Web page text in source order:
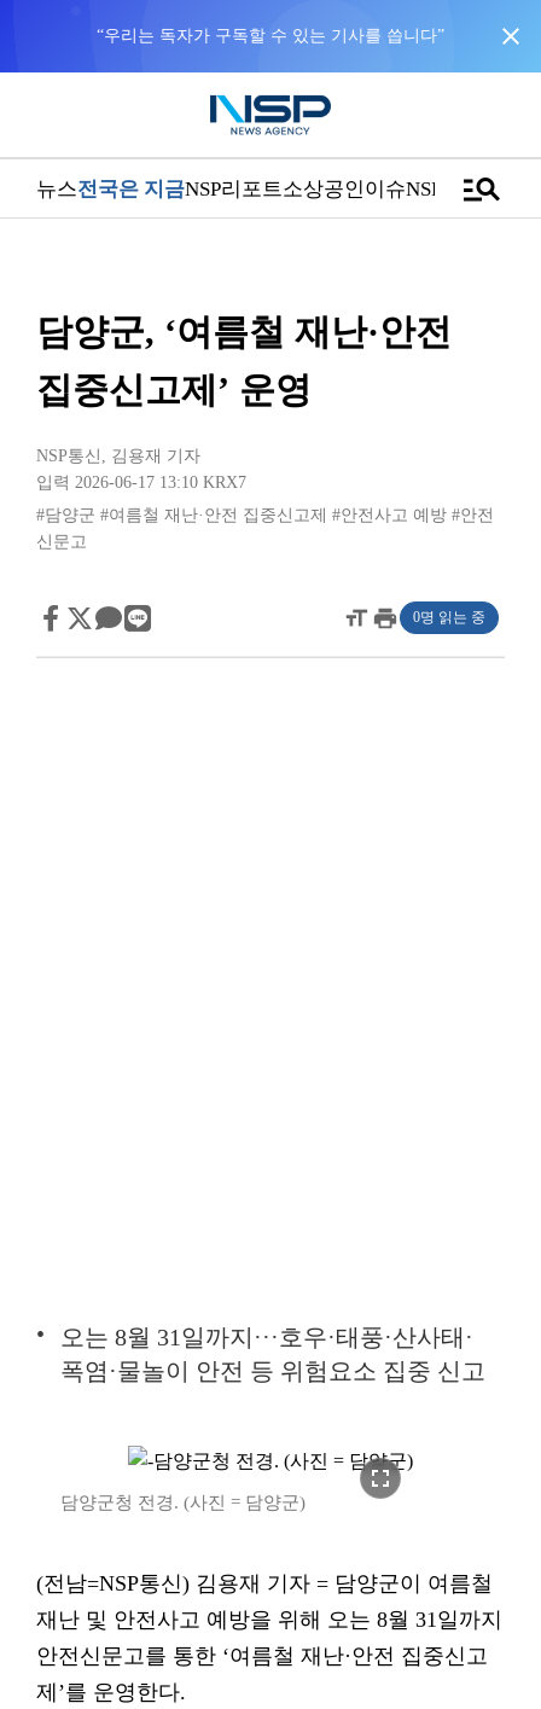
“우리는 독자가 구독할 수 있는 기사를 씁니다” close
뉴스전국은 지금NSP리포트소상공인이슈NSPTVmanage_search
담양군, ‘여름철 재난·안전
집중신고제’ 운영
NSP통신 , 김용재 기자
입력 2026-06-17 13:10 KRX7
#담양군 #여름철 재난·안전 집중신고제 #안전사고 예방 #안전
신문고
format_sizeprint 0명 읽는 중
오는 8월 31일까지···호우·태풍·산사태·
폭염·물놀이 안전 등 위험요소 집중 신고
fullscreen
담양군청 전경. (사진 = 담양군)
(전남=NSP통신) 김용재 기자 = 담양군이 여름철
재난 및 안전사고 예방을 위해 오는 8월 31일까지
안전신문고를 통한 ‘여름철 재난·안전 집중신고
제’를 운영한다.